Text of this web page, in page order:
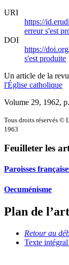
URI
https://
erreur s'est
DOI
https://
s'est produite
Un article de la
l'Église catholique
Volume 29, 1962,
Tous droits réservés ©
1963
Feuilleter les
Paroisses
Oecuménisme
Plan de
Retour au
Texte